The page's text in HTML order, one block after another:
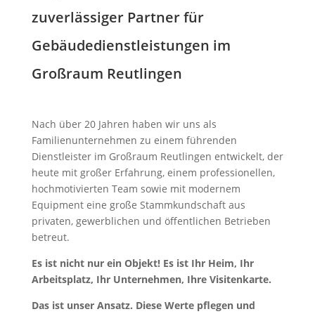
zuverlässiger Partner für
Gebäudedienstleistungen im
Großraum Reutlingen
Nach über 20 Jahren haben wir uns als
Familienunternehmen zu einem führenden
Dienstleister im Großraum Reutlingen entwickelt, der
heute mit großer Erfahrung, einem professionellen,
hochmotivierten Team sowie mit modernem
Equipment eine große Stammkundschaft aus
privaten, gewerblichen und öffentlichen Betrieben
betreut.
Es ist nicht nur ein Objekt! Es ist Ihr Heim, Ihr
Arbeitsplatz, Ihr Unternehmen, Ihre Visitenkarte.
Das ist unser Ansatz. Diese Werte pflegen und